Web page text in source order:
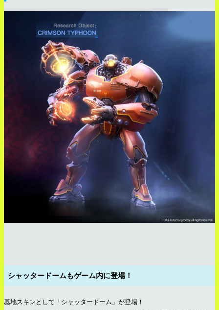
シャッタードームもゲーム内に登場！
基地スキンとして「シャッタードーム」が登場！